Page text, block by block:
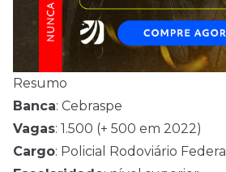
Resumo
Banca: Cebraspe
Vagas: 1.500 (+ 500 em 2022)
Cargo: Policial Rodoviário Federal